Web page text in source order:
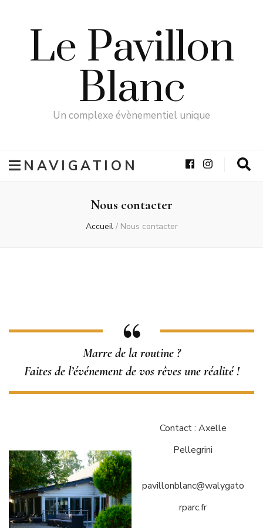
Le Pavillon
Blanc
Un complexe évènementiel unique
NAVIGATION
Nous contacter
Accueil / Nous contacter
Marre de la routine ?
Faites de l’événement de vos rêves une réalité !
Contact : Axelle
Pellegrini
pavillonblanc@walygato
rparc.fr